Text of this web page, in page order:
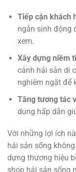
Tiếp cận khách
ngắn sinh động
xem.
Xây dựng niềm
cảnh hải sản di
nghiêm ngặt để
Tăng tương tác
dung hấp dẫn
Với những lợi ích
hải sản sống
dựng thương hiệu
shop hải sản sống